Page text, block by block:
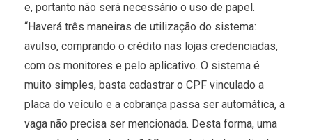
e, portanto não será necessário o uso de papel.
“Haverá três maneiras de utilização do sistema:
avulso, comprando o crédito nas lojas credenciadas,
com os monitores e pelo aplicativo. O sistema é
muito simples, basta cadastrar o CPF vinculado a
placa do veículo e a cobrança passa ser automática, a
vaga não precisa ser mencionada. Desta forma, uma